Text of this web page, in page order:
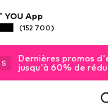
YOU App
(152 700)
S
Dernières promos
jusqu'à 60% de